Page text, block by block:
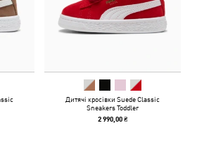
Дитячі кросівки Suede Classic
Sneakers Toddler
2 990,00 ₴